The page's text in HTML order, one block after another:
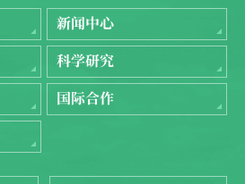
新闻中心
科学研究
国际合作